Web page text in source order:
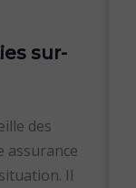
sur-
des
assurance
Il